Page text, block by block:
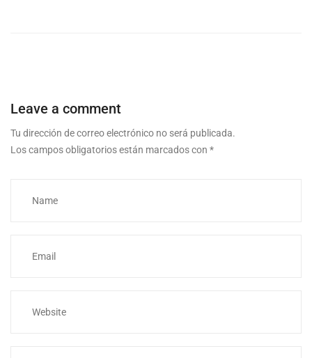
Leave a comment
Tu dirección de correo electrónico no será publicada.
Los campos obligatorios están marcados con *